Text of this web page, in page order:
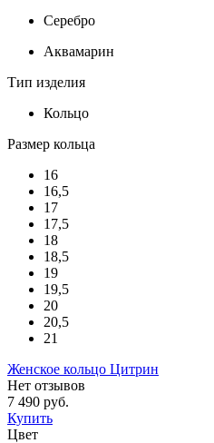
Серебро
Аквамарин
Тип изделия
Кольцо
Размер кольца
16
16,5
17
17,5
18
18,5
19
19,5
20
20,5
21
Женское кольцо Цитрин
Нет отзывов
7 490 руб.
Купить
Цвет